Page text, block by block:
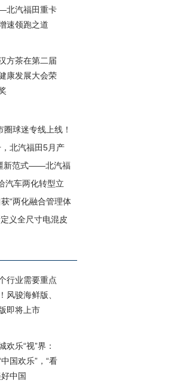
汽福田重卡
速领跑之道
方茶在第二届
康发展大会荣
圈球迷专线上线！
合新篇章
北汽福田5月产
新范式——北汽福
质量发展
汽车两化转型立
“两化融合管理体
级评定
义全尺寸电混皮
行业需要重点
风骏海鲜版、
即将上市
欢乐“视”界：
国欢乐”，“看
好中国